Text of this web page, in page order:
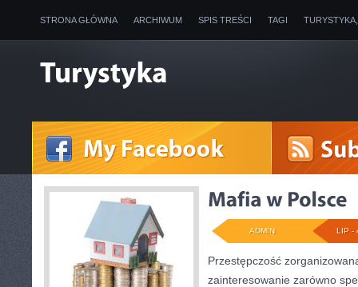
STRONA GŁÓWNA ARCHIWUM SPIS TREŚCI TAGI
LIP -
ADMIN
Przestępczość
zainteresowanie zarówno